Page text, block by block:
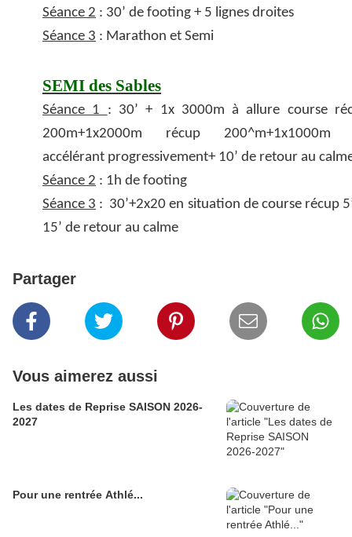
Séance 2 : 30’ de footing + 5 lignes droites
Séance 3 : Marathon et Semi
SEMI des Sables
Séance 1 : 30’ + 1x 3000m à allure course
200m+1x2000m récup 200^m+1x1000m
accélérant progressivement+ 10’ de retour au
Séance 2 : 1h de footing
Séance 3 : 30’+2x20 en situation de course récup
15’ de retour au calme
Partager
Vous aimerez aussi
Les dates de Reprise SAISON 2026-
2027
Pour une rentrée Athlé...